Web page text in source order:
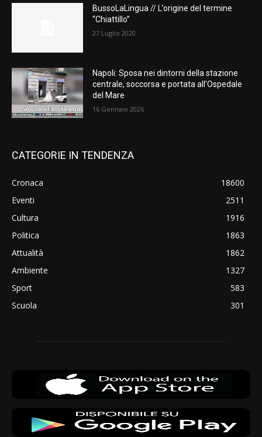
BussoLaLingua // L’origine del termine
“Chiattillo”
27 Luglio 2020
Napoli: Sposa nei dintorni della stazione
centrale, soccorsa e portata all’Ospedale
del Mare
16 Gennaio 2026
CATEGORIE IN TENDENZA
Cronaca
18600
Eventi
2511
Cultura
1916
Politica
1863
Attualità
1862
Ambiente
1327
Sport
583
Scuola
301